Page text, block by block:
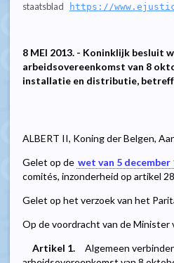
staatsblad
https://
8 MEI 2013. - Koninklijk besluit
arbeidsovereenkomst van 8
installatie en distributie,
ALBERT II, Koning der Belgen,
Gelet op de wet van 5 december
comités, inzonderheid op artikel
Gelet op het verzoek van het
Op de voordracht van de Minister
Artikel 1.
Algemeen